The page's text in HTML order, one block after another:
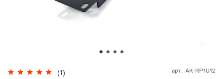
(1) арт. AK-RP1U12